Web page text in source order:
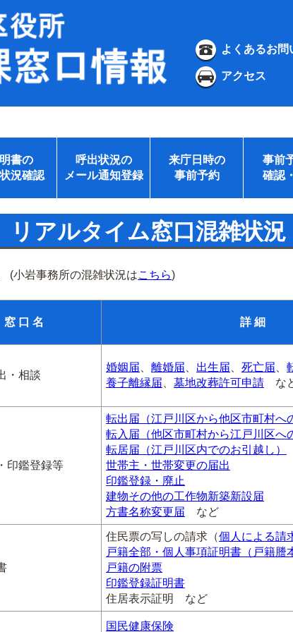
よくあるお問
アクセス
書の
況確認
呼出状況の
メール通知登録
来庁日時の
事前予約
事前
確認
リアルタイム窓口混雑状況
(小岩事務所の混雑状況はこちら)
窓 口 名 詳 細
・相談
婚姻届 離婚届 出生届 死亡届
養子離縁届
墓地改葬許可申請 な
印鑑登録等
転出届（江戸川区から他区市町村へ
転入届（他区市町村から江戸川区へ
転居届（江戸川区内でのお引越し）
世帯主・世帯変更の届出
印鑑登録・廃止
建物その他の工作物新築新設届
方書名称変更届 など
住民票の写しの請求（個人による請
戸籍全部・個人事項証明書（戸籍謄
戸籍の附票
印鑑登録証明書
住居表示証明 など
国民健康保険